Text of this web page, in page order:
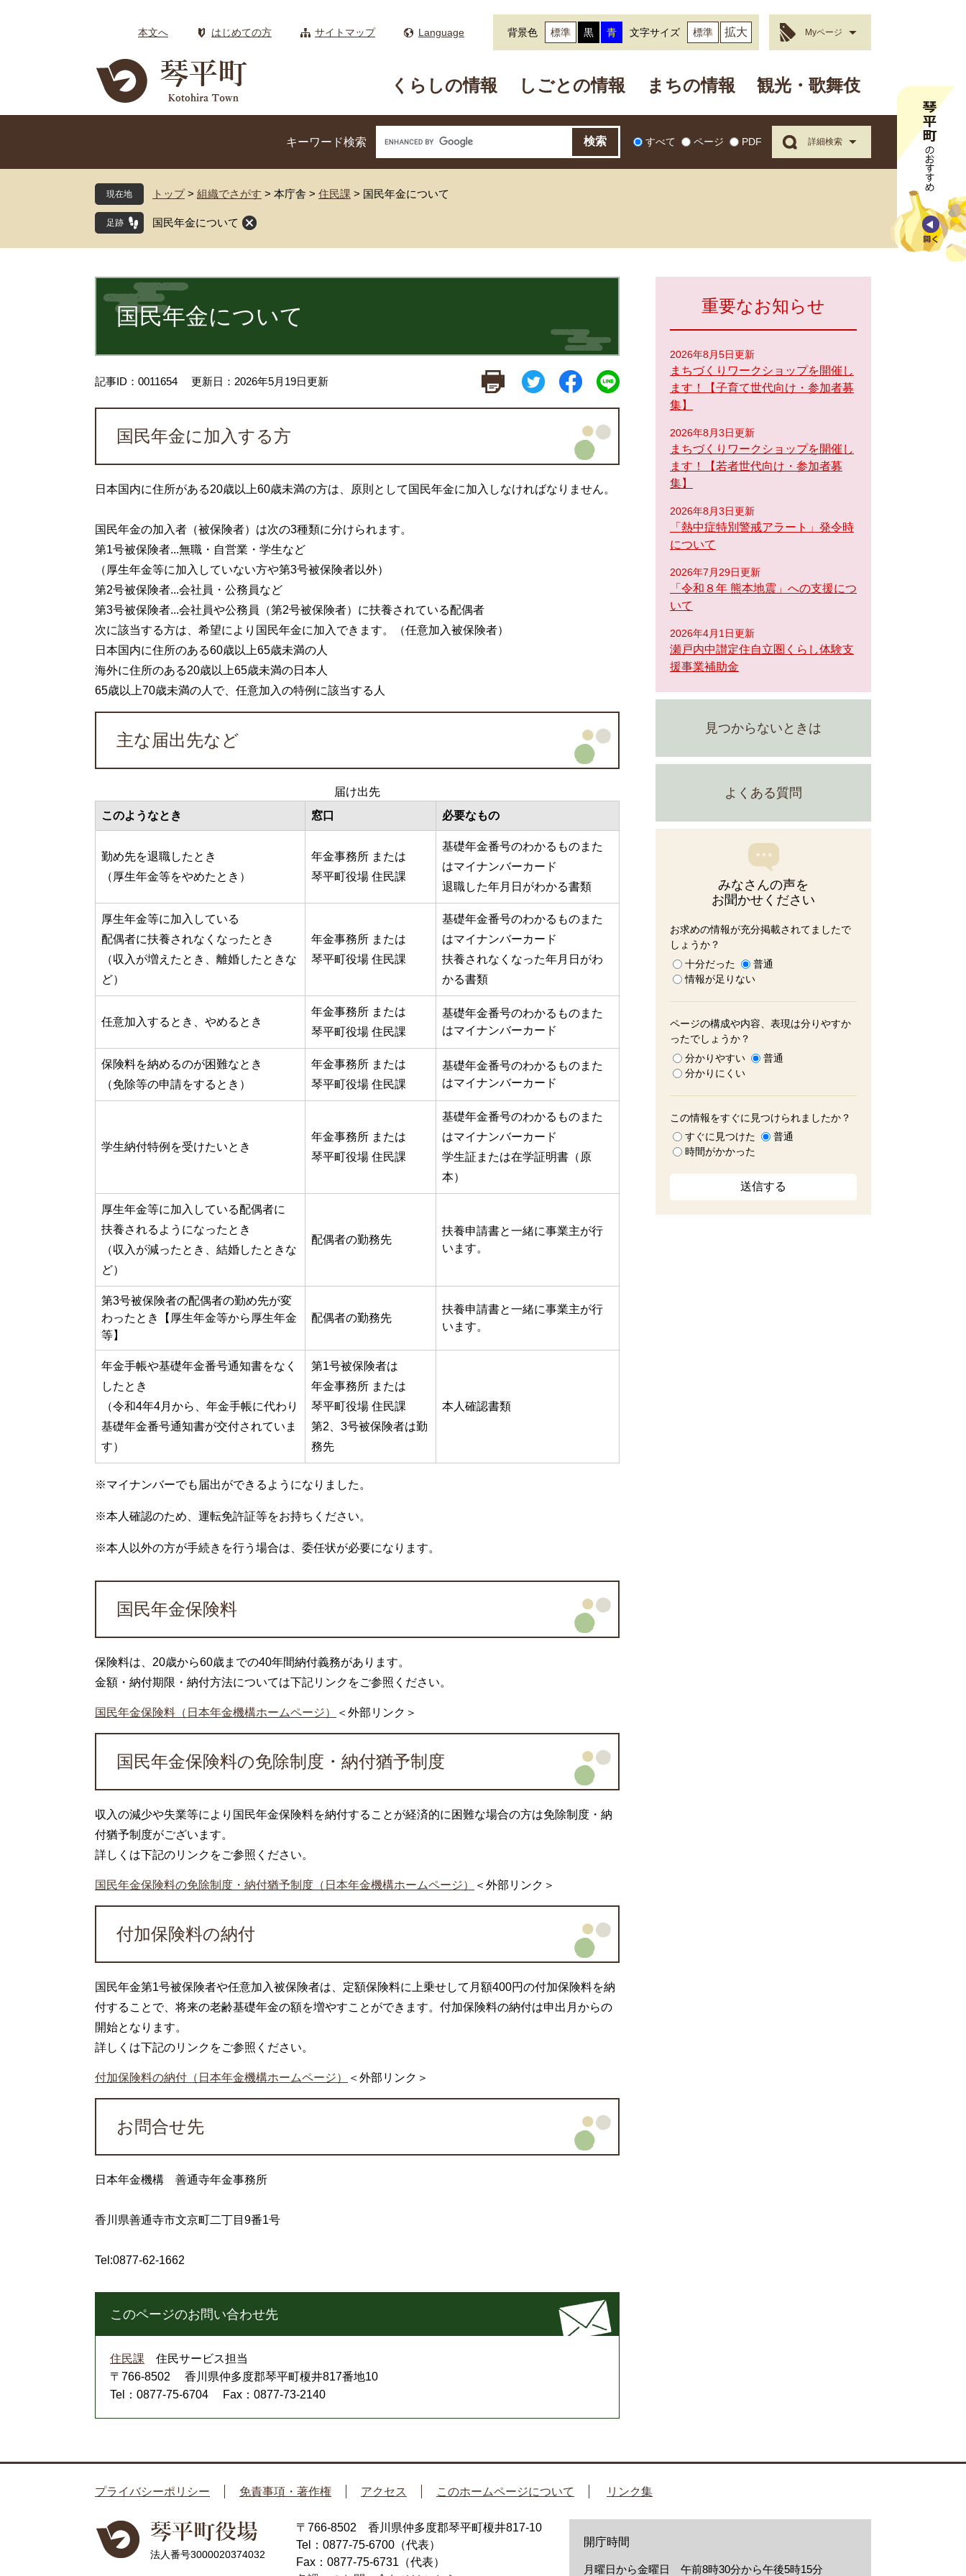
本文へ はじめての方 サイトマップ Language 背景色 標準 黒 青 文字サイズ 標準 拡大 Myページ
くらしの情報 しごとの情報 まちの情報 観光・歌舞伎
キーワード検索 すべて ページ PDF 詳細検索
現在地 トップ > 組織でさがす > 本庁舎 > 住民課 > 国民年金について
国民年金について
文
国民年金について
記事ID：0011654 更新日：2026年5月19日更新
国民年金に加入する方
日本国内に住所がある20歳以上60歳未満の方は、原則として国民年金に加入しなければなりません。
国民年金の加入者（被保険者）は次の3種類に分けられます。
第1号被保険者...無職・自営業・学生など
（厚生年金等に加入していない方や第3号被保険者以外）
第2号被保険者...会社員・公務員など
第3号被保険者...会社員や公務員（第2号被保険者）に扶養されている配偶者
次に該当する方は、希望により国民年金に加入できます。（任意加入被保険者）
日本国内に住所のある60歳以上65歳未満の人
海外に住所のある20歳以上65歳未満の日本人
65歳以上70歳未満の人で、任意加入の特例に該当する人
主な届出先など
届け出先
このようなとき
窓口 必要なもの
勤め先を退職したとき
（厚生年金等をやめたとき）
年金事務所 または
琴平町役場 住民課
基礎年金番号のわかるものまた
はマイナンバーカード
退職した年月日がわかる書類
厚生年金等に加入している
配偶者に扶養されなくなったとき
（収入が増えたとき、離婚したときな
ど）
年金事務所 または
琴平町役場 住民課
基礎年金番号のわかるものまた
はマイナンバーカード
扶養されなくなった年月日がわ
かる書類
任意加入するとき、やめるとき
年金事務所 または
琴平町役場 住民課
基礎年金番号のわかるものまた
はマイナンバーカード
保険料を納めるのが困難なとき
（免除等の申請をするとき）
年金事務所 または
琴平町役場 住民課
基礎年金番号のわかるものまた
はマイナンバーカード
学生納付特例を受けたいとき
年金事務所 または
琴平町役場 住民課
基礎年金番号のわかるものまた
はマイナンバーカード
学生証または在学証明書（原
本）
厚生年金等に加入している配偶者に
扶養されるようになったとき
（収入が減ったとき、結婚したときな
ど）
配偶者の勤務先
扶養申請書と一緒に事業主が行
います。
第3号被保険者の配偶者の勤め先が変
わったとき【厚生年金等から厚生年金
等】
配偶者の勤務先
扶養申請書と一緒に事業主が行
います。
年金手帳や基礎年金番号通知書をなく
したとき
（令和4年4月から、年金手帳に代わり
基礎年金番号通知書が交付されていま
す）
第1号被保険者は
年金事務所 または
琴平町役場 住民課
第2、3号被保険者は勤
務先
本人確認書類
※マイナンバーでも届出ができるようになりました。
※本人確認のため、運転免許証等をお持ちください。
※本人以外の方が手続きを行う場合は、委任状が必要になります。
国民年金保険料
保険料は、20歳から60歳までの40年間納付義務があります。
金額・納付期限・納付方法については下記リンクをご参照ください。
国民年金保険料（日本年金機構ホームページ） ＜外部リンク＞
国民年金保険料の免除制度・納付猶予制度
収入の減少や失業等により国民年金保険料を納付することが経済的に困難な場合の方は免除制度・納
付猶予制度がございます。
詳しくは下記のリンクをご参照ください。
国民年金保険料の免除制度・納付猶予制度（日本年金機構ホームページ） ＜外部リンク＞
付加保険料の納付
国民年金第1号被保険者や任意加入被保険者は、定額保険料に上乗せして月額400円の付加保険料を納
付することで、将来の老齢基礎年金の額を増やすことができます。付加保険料の納付は申出月からの
開始となります。
詳しくは下記のリンクをご参照ください。
付加保険料の納付（日本年金機構ホームページ） ＜外部リンク＞
お問合せ先
日本年金機構 善通寺年金事務所
香川県善通寺市文京町二丁目9番1号
Tel:0877-62-1662
このページのお問い合わせ先
住民課
住民サービス担当
〒766-8502
香川県仲多度郡琴平町榎井817番地10
Tel：0877-75-6704
Fax：0877-73-2140
重要なお知らせ
2026年8月5日更新
まちづくりワークショップを開催し
ます！【子育て世代向け・参加者募
集】
2026年8月3日更新
まちづくりワークショップを開催し
ます！【若者世代向け・参加者募
集】
2026年8月3日更新
「熱中症特別警戒アラート」発令時
について
2026年7月29日更新
「令和８年 熊本地震」への支援につ
いて
2026年4月1日更新
瀬戸内中讃定住自立圏くらし体験支
援事業補助金
見つからないときは
よくある質問
みなさんの声を
お聞かせください
お求めの情報が充分掲載されてましたで
しょうか？
十分だった
普通
情報が足りない
ページの構成や内容、表現は分りやすか
ったでしょうか？
分かりやすい
普通
分かりにくい
この情報をすぐに見つけられましたか？
すぐに見つけた
普通
時間がかかった
プライバシーポリシー 免責事項・著作権 アクセス このホームページについて リンク集
法人番号3000020374032
〒766-8502 香川県仲多度郡琴平町榎井817-10
Tel：0877-75-6700（代表）
Fax：0877-75-6731（代表）
開庁時間
月曜日から金曜日 午前8時30分から午後5時15分